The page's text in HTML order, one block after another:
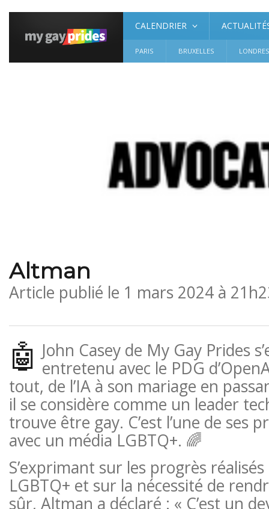
CALENDRIER
PARIS BRUXELLES LONDRES
Altman
Article publié le 1 mars 2024 à
🤖 John Casey de My Gay Prides
entretenu avec le PDG
tout, de l’IA à son mariage en
il se considère comme un leader
trouve être gay. C’est l’une de ses
avec un média LGBTQ+. 🌈
S’exprimant sur les progrès
LGBTQ+ et sur la nécessité de
sûr, Altman a déclaré : « C’est un